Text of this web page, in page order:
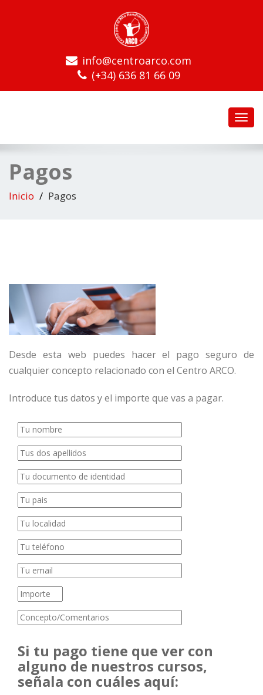
info@centroarco.com
(+34) 636 81 66 09
Pagos
Inicio Pagos
Desde esta web puedes hacer el pago seguro de
cualquier concepto relacionado con el Centro ARCO.
Introduce tus datos y el importe que vas a pagar.
Si tu pago tiene que ver con
alguno de nuestros cursos,
señala con cuáles aquí: